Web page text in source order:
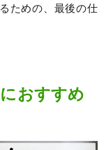
ための、最後の仕
おすすめ